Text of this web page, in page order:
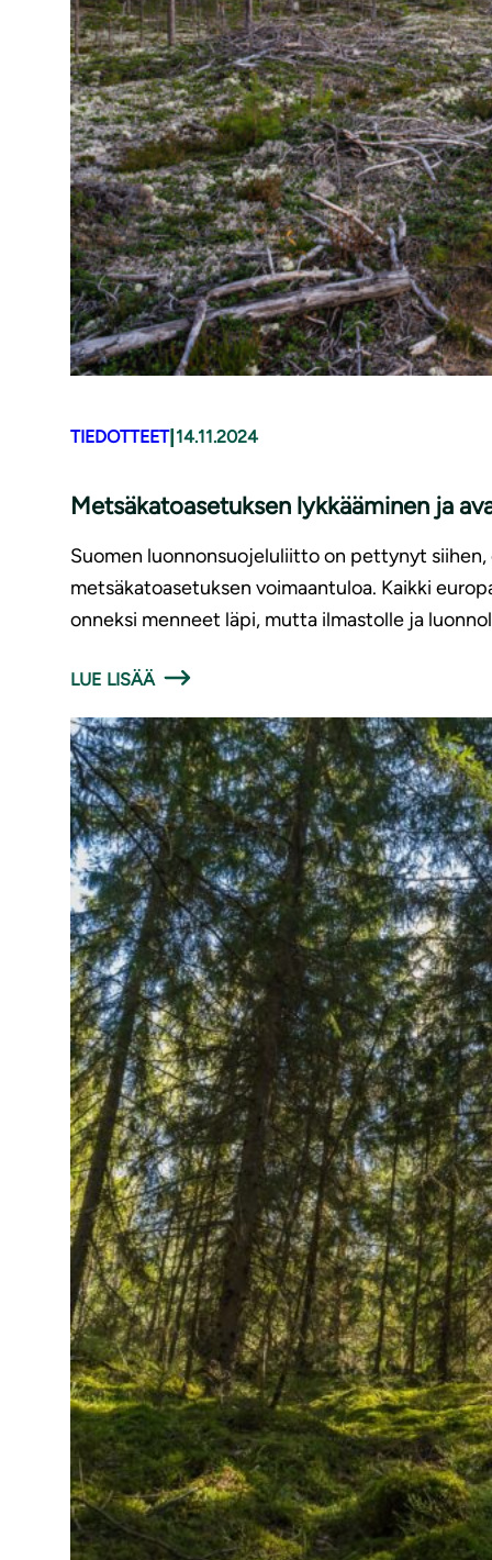
TIEDOTTEET| 14.11.2024
Metsäkatoasetuksen lykkääminen ja
Suomen luonnonsuojeluliitto on pettynyt
metsäkatoasetuksen voimaantuloa. Kaikki
onneksi menneet läpi, mutta ilmastolle ja
LUE LISÄÄ